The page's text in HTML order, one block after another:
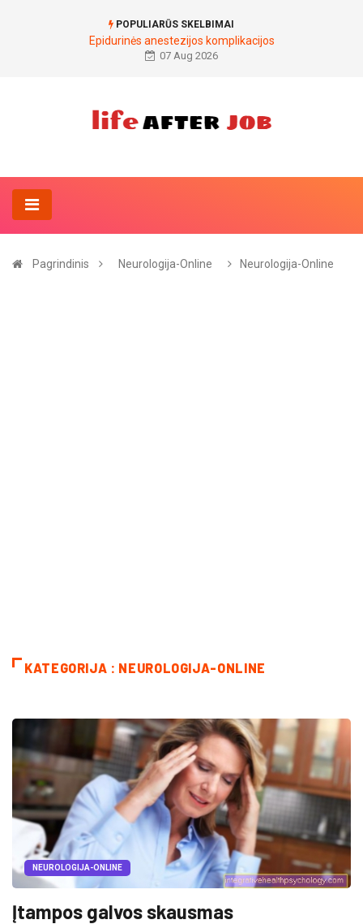
POPULIARŪS SKELBIMAI
Epidurinės anestezijos komplikacijos
07 Aug 2026
Pagrindinis Neurologija-Online Neurologija-Online
KATEGORIJA : NEUROLOGIJA-ONLINE
NEUROLOGIJA-ONLINE
Įtampos galvos skausmas